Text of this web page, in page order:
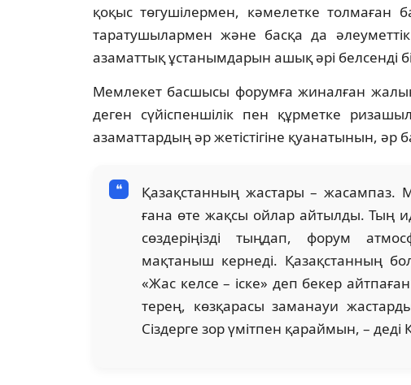
қоқыс төгушілермен, кәмелетке толмаған
таратушылармен және басқа да әлеуметтік
азаматтық ұстанымдарын ашық әрі белсенді
Мемлекет басшысы форумға жиналған
деген сүйіспеншілік пен құрметке
азаматтардың әр жетістігіне қуанатынын, әр
Қазақстанның жастары –
ғана өте жақсы ойлар айтылды. Тың
сөздеріңізді тыңдап, форум
мақтаныш кернеді. Қазақстанның
«Жас келсе – іске» деп бекер
терең, көзқарасы заманауи
Сіздерге зор үмітпен қараймын, –